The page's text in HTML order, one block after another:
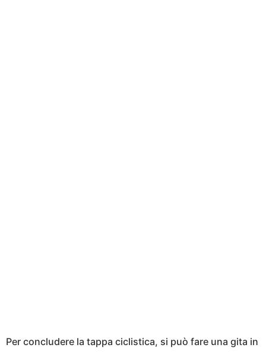
Per concludere la tappa ciclistica, si può fare una gita in